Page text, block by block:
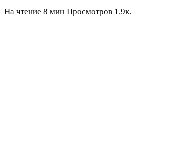
На чтение 8 мин Просмотров 1.9к.